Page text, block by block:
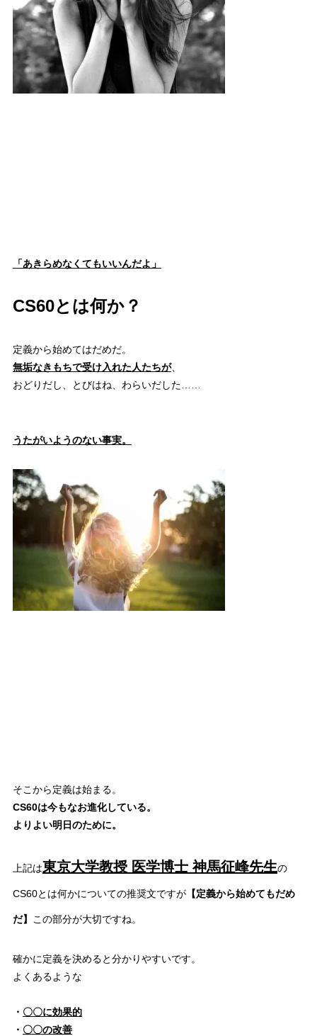
「あきらめなくてもいいんだよ」
CS60とは何か？
定義から始めてはだめだ。
無垢なきもちで受け入れた人たちが、
おどりだし、とびはね、わらいだした……
うたがいようのない事実。
そこから定義は始まる。
CS60は今もなお進化している。
よりよい明日のために。
上記は東京大学教授 医学博士 神馬征峰先生の
CS60とは何かについての推奨文ですが【定義から始めてもだめ
だ】 この部分が大切ですね。
確かに定義を決めると分かりやすいです。
よくあるような
・ 〇〇に効果的
・ 〇〇の改善